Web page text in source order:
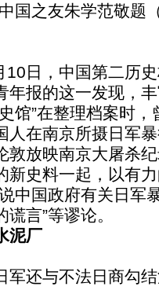
国之友朱学范敬题
日，中国第二历史
年报的这一发现，
馆”在整理档案时
人在南京所摄日军
敦放映南京大屠杀
新史料一起，以有
中国政府有关日军
言”等谬论。
泥厂
还与不法日商勾结